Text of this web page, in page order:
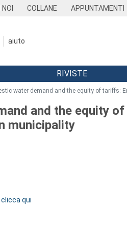
COLLANE APPUNTAMENTI
aiuto
RIVISTE
water demand and the equity of tariffs:
and the equity of
municipality
clicca qui